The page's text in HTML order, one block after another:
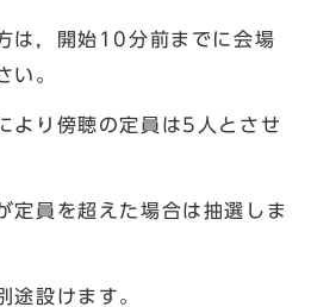
開始10分前までに会場
い。
傍聴の定員は5人とさせ
を超えた場合は抽選しま
けます。